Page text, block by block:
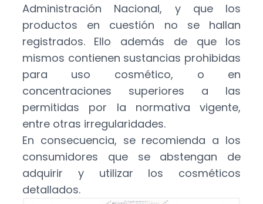
Administración Nacional, y que los
productos en cuestión no se hallan
registrados. Ello además de que los
mismos contienen sustancias prohibidas
para uso cosmético, o en
concentraciones superiores a las
permitidas por la normativa vigente,
entre otras irregularidades.
En consecuencia, se recomienda a los
consumidores que se abstengan de
adquirir y utilizar los cosméticos
detallados.